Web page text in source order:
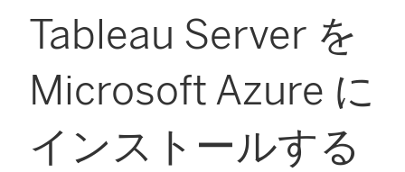
Tableau Server を
Microsoft Azure に
インストールする